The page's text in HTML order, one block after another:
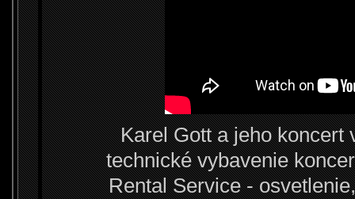
Karel Gott a jeho koncert
technické vybavenie
Rental Service -